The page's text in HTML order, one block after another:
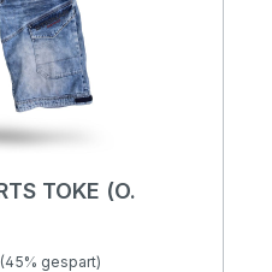
TOKE (O.
(45% gespart)